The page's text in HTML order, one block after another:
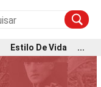
Estilo De Vida
...